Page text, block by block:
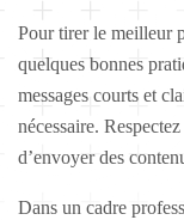
Pour tirer le meilleur
quelques bonnes
messages courts et
nécessaire.
d’envoyer des
Dans un cadre